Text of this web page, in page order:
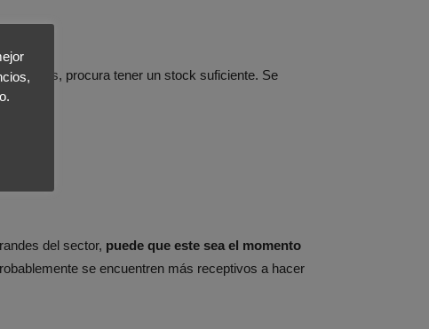
de ellos, procura tener un stock suficiente. Se
del sector, puede que este sea el momento
se encuentren más receptivos a hacer